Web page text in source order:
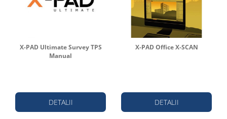
X-PAD Ultimate Survey TPS
Manual
DETALII
X-PAD Office X-SCAN
DETALII